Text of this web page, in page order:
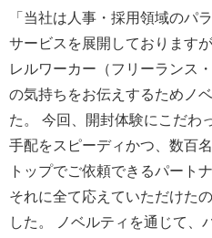
「当社は人事・採用領域のパ
サービスを展開しております
レルワーカー（フリーランス
の気持ちをお伝えするためノ
た。 今回、開封体験にこだわ
手配をスピーディかつ、数百
トップでご依頼できるパート
それに全て応えていただけた
した。 ノベルティを通じて、